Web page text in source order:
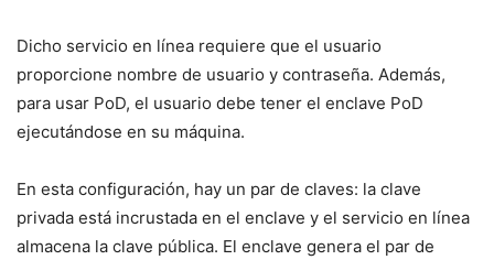
Dicho servicio en línea requiere que el usuario
proporcione nombre de usuario y contraseña. Además,
para usar PoD, el usuario debe tener el enclave PoD
ejecutándose en su máquina.
En esta configuración, hay un par de claves: la clave
privada está incrustada en el enclave y el servicio en línea
almacena la clave pública. El enclave genera el par de